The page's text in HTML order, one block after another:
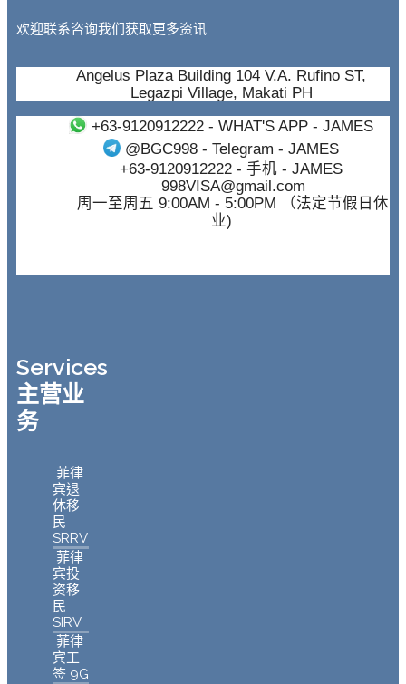
欢迎联系咨询我们获取更多资讯
Angelus Plaza Building 104 V.A. Rufino ST,
Legazpi Village, Makati PH
+63-9120912222- WHAT'S APP - JAMES
@BGC998 - Telegram - JAMES
+63-9120912222- 手机 - JAMES
998VISA@gmail.com
周一至周五 9:00AM - 5:00PM （法定节假日休
业)
Services
主营业
务
菲律
宾退
休移
民
SRRV
菲律
宾投
资移
民
SIRV
菲律
宾工
签 9G